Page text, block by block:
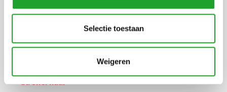
Selectie toestaan
Weigeren
Ga snel naar